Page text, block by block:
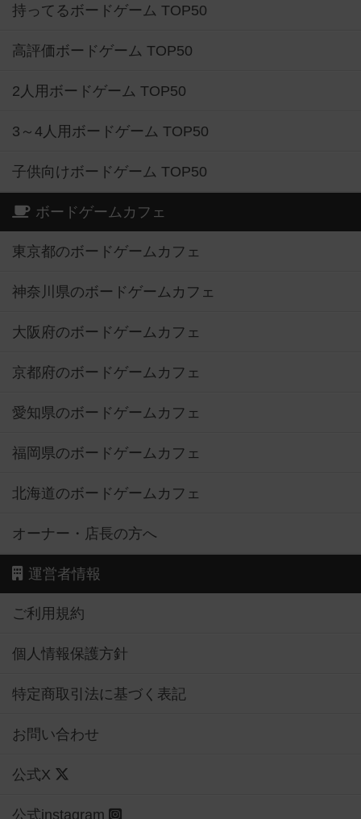
持ってるボードゲーム TOP50
高評価ボードゲーム TOP50
2人用ボードゲーム TOP50
3～4人用ボードゲーム TOP50
子供向けボードゲーム TOP50
ボードゲームカフェ
東京都のボードゲームカフェ
神奈川県のボードゲームカフェ
大阪府のボードゲームカフェ
京都府のボードゲームカフェ
愛知県のボードゲームカフェ
福岡県のボードゲームカフェ
北海道のボードゲームカフェ
オーナー・店長の方へ
運営者情報
ご利用規約
個人情報保護方針
特定商取引法に基づく表記
お問い合わせ
公式X
公式instagram